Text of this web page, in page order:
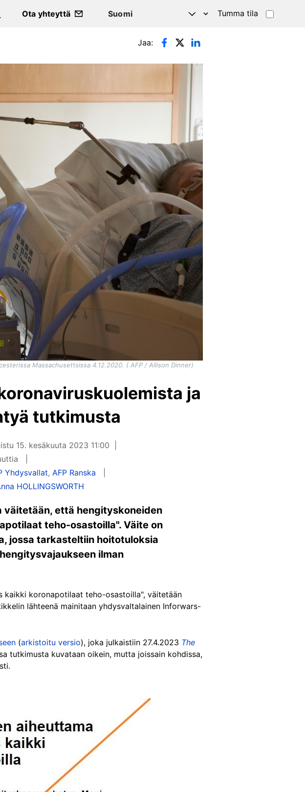
Ota yhteyttä Tumma tila
Jaa:
Massachusettsissa 4.12.2020. ( AFP / Allison Dinner)
ja
tutkimusta
15. kesäkuuta 2023 11:00
Yhdysvallat, AFP Ranska
HOLLINGSWORTH
väitetään, että hengityskoneiden
teho-osastoilla". Väite on
jossa tarkasteltiin hoitotuloksia
ilman
kaikki koronapotilaat teho-osastoilla", väitetään
lähteenä mainitaan yhdysvaltalainen Inforwars-
(arkistoitu versio), joka julkaistiin 27.4.2023 The
tutkimusta kuvataan oikein, mutta joissain kohdissa,